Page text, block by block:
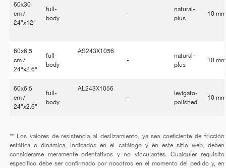
60x30
cm /
24"x12"
full-
body
-
natural-
plus
10 mm
60x6,5
cm /
24"x2.6"
full-
body
AS243X1056
-
natural-
plus
10 mm
60x6,5
cm /
24"x2.6"
full-
body
AL243X1056
-
levigato-
polished
10 mm
** Los valores de resistencia al deslizamiento, ya sea coeficiente de fricción
estática o dinámica, indicados en el catálogo y en este sitio web, deben
considerarse meramente orientativos y no vinculantes. Cualquier requisito
específico debe ser confirmado por nosotros en el momento del pedido y, en